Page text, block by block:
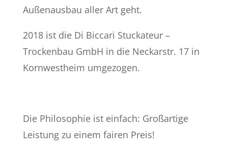
Außenausbau aller Art geht.
2018 ist die Di Biccari Stuckateur –
Trockenbau GmbH in die Neckarstr. 17 in
Kornwestheim umgezogen.
Die Philosophie ist einfach: Großartige
Leistung zu einem fairen Preis!